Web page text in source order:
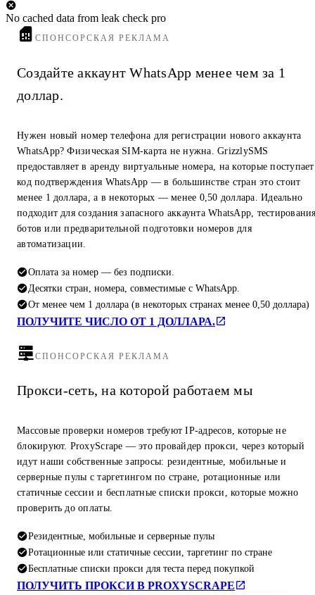
No cached data from leak check pro
СПОНСОРСКАЯ РЕКЛАМА
Создайте аккаунт WhatsApp менее чем за 1
доллар.
Нужен новый номер телефона для регистрации нового аккаунта
WhatsApp? Физическая SIM-карта не нужна. GrizzlySMS
предоставляет в аренду виртуальные номера, на которые поступает
код подтверждения WhatsApp — в большинстве стран это стоит
менее 1 доллара, а в некоторых — менее 0,50 доллара. Идеально
подходит для создания запасного аккаунта WhatsApp,
ботов или предварительной подготовки номеров для
автоматизации.
Оплата за номер — без подписки.
Десятки стран, номера, совместимые с WhatsApp.
От менее чем 1 доллара (в некоторых странах менее 0,50 доллара)
ПОЛУЧИТЕ ЧИСЛО ОТ 1 ДОЛЛАРА.
СПОНСОРСКАЯ РЕКЛАМА
Прокси-сеть, на которой работаем мы
Массовые проверки номеров требуют IP-адресов, которые не
блокируют. ProxyScrape — это провайдер прокси, через который
идут наши собственные запросы: резидентные, мобильные и
серверные пулы с таргетингом по стране, ротационные или
статичные сессии и бесплатные списки прокси, которые можно
проверить до оплаты.
Резидентные, мобильные и серверные пулы
Ротационные или статичные сессии, таргетинг по стране
Бесплатные списки прокси для теста перед покупкой
ПОЛУЧИТЬ ПРОКСИ В PROXYSCRAPE